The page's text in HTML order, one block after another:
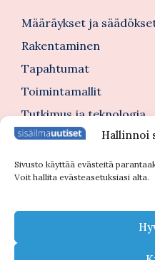
Hallinnoi
Sivusto käyttää evästeitä
Voit hallita evästeasetuksiasi alta.
Määräykset ja
Rakentaminen
Tapahtumat
Toimintamallit
Tutkimus ja teknologia
Tutustu myös